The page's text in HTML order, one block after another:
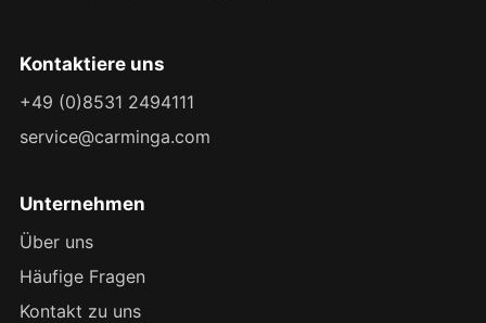
Kontaktiere uns
+49 (0)8531 2494111
service@carminga.com
Unternehmen
Über uns
Häufige Fragen
Kontakt zu uns